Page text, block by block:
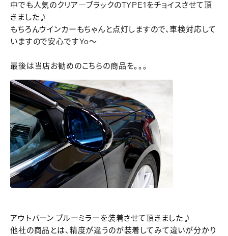
中でも人気のクリア―ブラックのTYPE1をチョイスさせて頂
きました♪
もちろんウインカーもちゃんと点灯しますので、車検対応して
いますので安心ですYo～
最後は当店お勧めのこちらの商品を。。。
アウトバーン ブルーミラーを装着させて頂きました♪
他社の商品とは、精度が違うのが装着してみて違いが分かり